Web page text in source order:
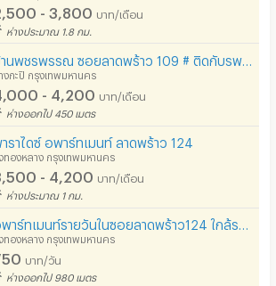
- 3,800 บาท/เดือน
ห่างประมาณ 1.8 กม.
งกะปิ กรุงเทพมหานคร
- 4,200 บาท/เดือน
ห่างออกไป 450 เมตร
ราไดซ์ อพาร์ทเมนท์ ลาดพร้าว 124
ทองหลาง กรุงเทพมหานคร
- 4,200 บาท/เดือน
ห่างประมาณ 1 กม.
ทองหลาง กรุงเทพมหานคร
บาท/วัน
ห่างออกไป 980 เมตร